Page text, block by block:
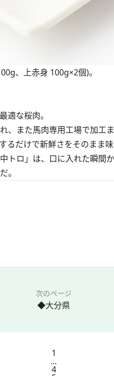
、上赤身 100g×2個)。
適な桜肉。
また馬肉専用工場で加工
るだけで新鮮さをそのまま味
ロ」は、口に入れた瞬間
。
次のページ
◆大分県
1
...
4